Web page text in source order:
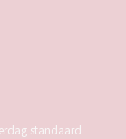
standaard